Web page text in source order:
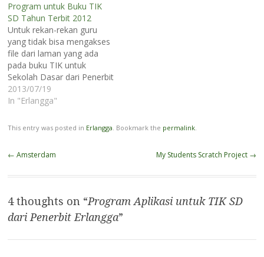
file-nya di sini. Dengan
demikian keseluruhan
silabus TIK SD dari kelas 1
sampai dengan kelas 6 file-
nya dapat Anda unduh di
halaman yang sama.…
Program untuk Buku TIK
SD Tahun Terbit 2012
Untuk rekan-rekan guru
yang tidak bisa mengakses
file dari laman yang ada
pada buku TIK untuk
Sekolah Dasar dari Penerbit
Erlangga Tahun Terbit
2012, Anda dapat
tersebut di laman ini juga.
Silakan klik di sini.
2013/07/19
In "Erlangga"
This entry was posted in Erlangga. Bookmark the permalink.
Post
← Amsterdam My Students Scratch Project →
4 thoughts on “Program Aplikasi untuk TIK SD
dari Penerbit Erlangga”